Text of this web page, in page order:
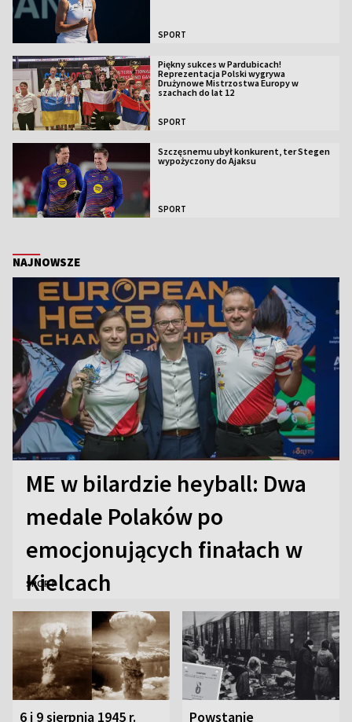
SPORT
Piękny sukces w Pardubicach!
Reprezentacja Polski wygrywa
Drużynowe Mistrzostwa Europy w
szachach do lat 12
SPORT
Szczęsnemu ubył konkurent, ter Stegen
wypożyczony do Ajaksu
SPORT
NAJNOWSZE
ME w bilardzie heyball: Dwa
medale Polaków po
emocjonujących finałach w
Kielcach
SPORT
6 i 9 sierpnia 1945 r. Powstanie